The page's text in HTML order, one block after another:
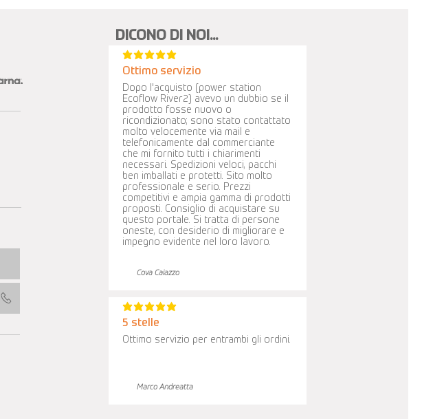
DICONO DI NOI...
la valutazione media è 5 su 5
Ottimo servizio
Dopo l'acquisto (power station
Ecoflow River2) avevo un dubbio se il
prodotto fosse nuovo o
ricondizionato; sono stato contattato
molto velocemente via mail e
telefonicamente dal commerciante
che mi fornito tutti i chiarimenti
necessari. Spedizioni veloci, pacchi
ben imballati e protetti. Sito molto
professionale e serio. Prezzi
competitivi e ampia gamma di prodotti
proposti. Consiglio di acquistare su
questo portale. Si tratta di persone
oneste, con desiderio di migliorare e
impegno evidente nel loro lavoro.
Cova Caiazzo
la valutazione media è 5 su 5
5 stelle
Ottimo servizio per entrambi gli ordini.
Marco Andreatta